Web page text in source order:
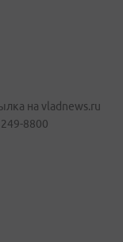
на vladnews.ru
8800